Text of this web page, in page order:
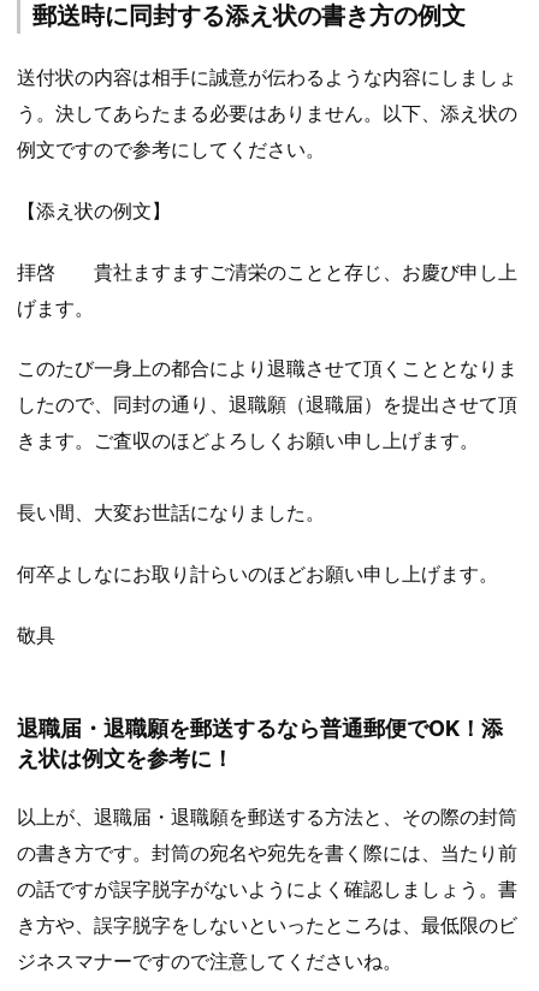
郵送時に同封する添え状の書き方の例文
送付状の内容は相手に誠意が伝わるような内容にしましょ
う。決してあらたまる必要はありません。以下、添え状の
例文ですので参考にしてください。
【添え状の例文】
拝啓 貴社ますますご清栄のことと存じ、お慶び申し上
げます。
このたび一身上の都合により退職させて頂くこととなりま
したので、同封の通り、退職願（退職届）を提出させて頂
きます。ご査収のほどよろしくお願い申し上げます。
長い間、大変お世話になりました。
何卒よしなにお取り計らいのほどお願い申し上げます。
敬具
退職届・退職願を郵送するなら普通郵便でOK！添
え状は例文を参考に！
以上が、退職届・退職願を郵送する方法と、その際の封筒
の書き方です。封筒の宛名や宛先を書く際には、当たり前
の話ですが誤字脱字がないようによく確認しましょう。書
き方や、誤字脱字をしないといったところは、最低限のビ
ジネスマナーですので注意してくださいね。